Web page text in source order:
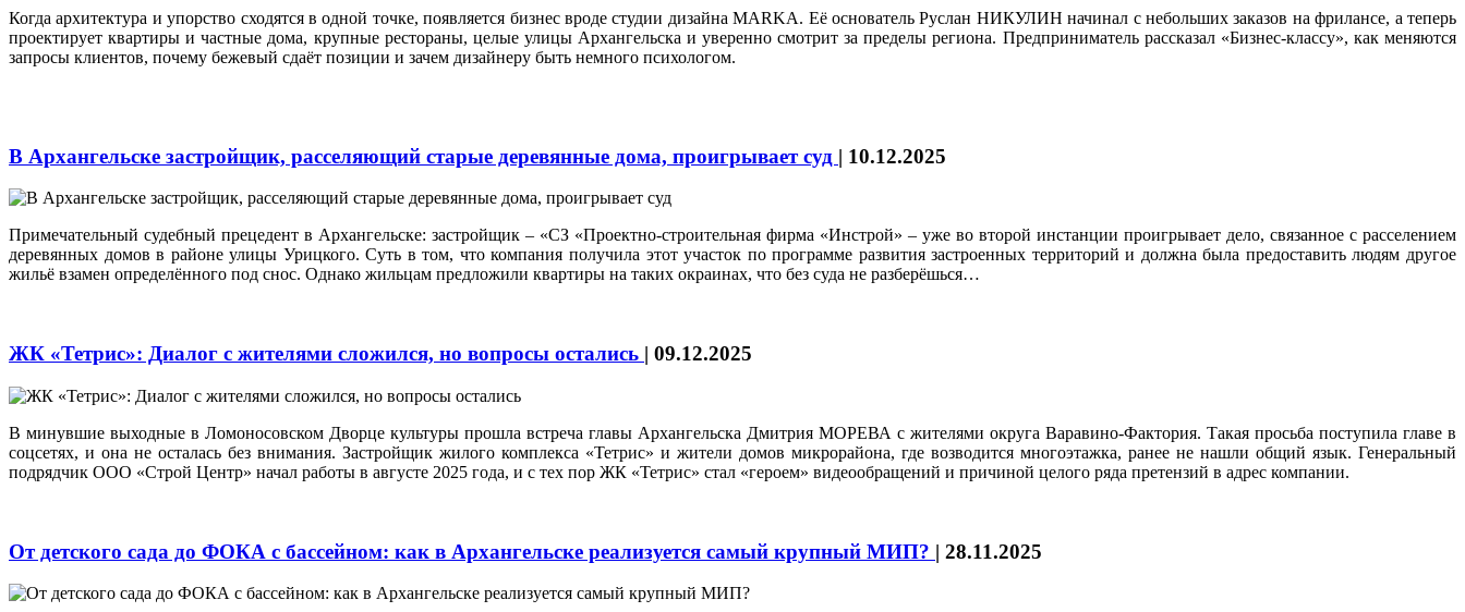
Когда архитектура и упорство сходятся в одной точке, появляется бизнес вроде студии дизайна MARKA. Её основатель Руслан НИКУЛИН начинал с небольших заказов на фрилансе, а теперь
проектирует квартиры и частные дома, крупные рестораны, целые улицы Архангельска и уверенно смотрит за пределы региона. Предприниматель рассказал «Бизнес-классу», как меняются
запросы клиентов, почему бежевый сдаёт позиции и зачем дизайнеру быть немного психологом.
В Архангельске застройщик, расселяющий старые деревянные дома, проигрывает суд | 10.12.2025
Примечательный судебный прецедент в Архангельске: застройщик – «СЗ «Проектно-строительная фирма «Инстрой» – уже во второй инстанции проигрывает дело, связанное с расселением
деревянных домов в районе улицы Урицкого. Суть в том, что компания получила этот участок по программе развития застроенных территорий и должна была предоставить людям другое
жильё взамен определённого под снос. Однако жильцам предложили квартиры на таких окраинах, что без суда не разберёшься…
ЖК «Тетрис»: Диалог с жителями сложился, но вопросы остались | 09.12.2025
В минувшие выходные в Ломоносовском Дворце культуры прошла встреча главы Архангельска Дмитрия МОРЕВА с жителями округа Варавино-Фактория. Такая просьба поступила главе в
соцсетях, и она не осталась без внимания. Застройщик жилого комплекса «Тетрис» и жители домов микрорайона, где возводится многоэтажка, ранее не нашли общий язык. Генеральный
подрядчик ООО «Строй Центр» начал работы в августе 2025 года, и с тех пор ЖК «Тетрис» стал «героем» видеообращений и причиной целого ряда претензий в адрес компании.
От детского сада до ФОКА с бассейном: как в Архангельске реализуется самый крупный МИП? | 28.11.2025